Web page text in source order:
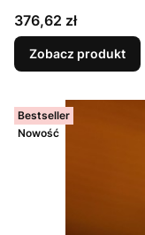
Cena
376,62 zł
Zobacz produkt
Bestseller
Nowość